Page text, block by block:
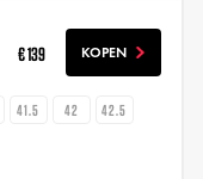
€ 139 KOPEN
41.5 42
42.5